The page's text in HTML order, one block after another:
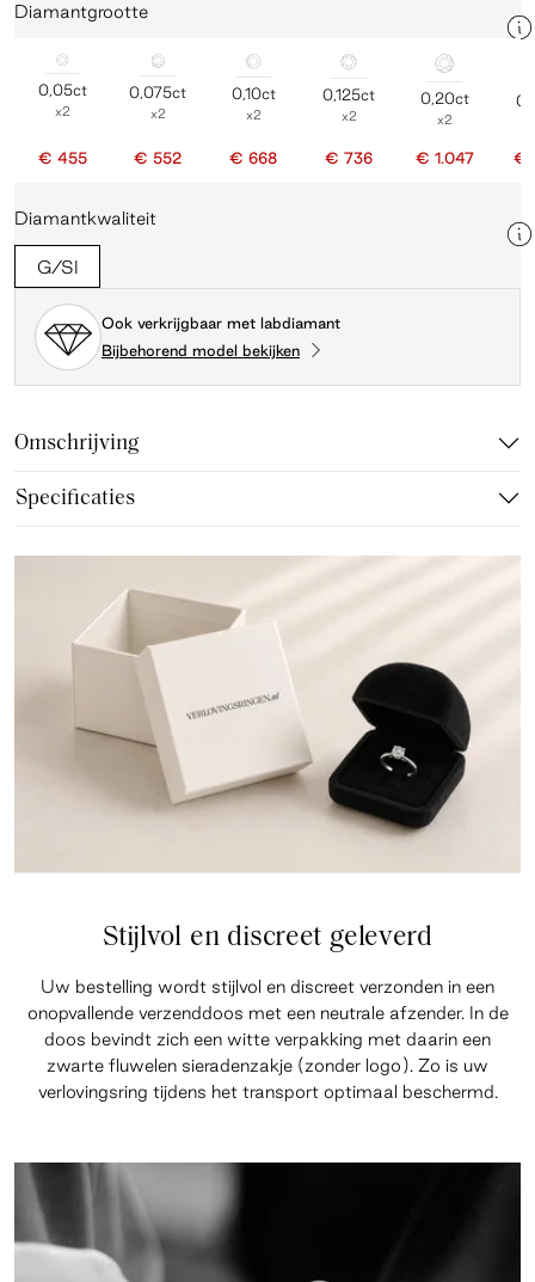
Diamantgrootte
0,05ct
x2
€ 455
0,075ct
x2
€ 552
0,10ct
x2
€ 668
0,125ct
x2
€ 736
0,20ct
x2
€ 1.047 €
Diamantkwaliteit
G/SI
Ook verkrijgbaar met labdiamant
Bijbehorend model bekijken
Omschrijving
Specificaties
Stijlvol en discreet geleverd
Uw bestelling wordt stijlvol en discreet verzonden in een
onopvallende verzenddoos met een neutrale afzender. In de
doos bevindt zich een witte verpakking met daarin een
zwarte fluwelen sieradenzakje (zonder logo). Zo is uw
verlovingsring tijdens het transport optimaal beschermd.